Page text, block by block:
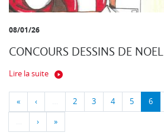
08/01/26
CONCOURS DESSINS DE NOEL
Lire la suite
« ‹ … 2 3 4 5 6
… › »